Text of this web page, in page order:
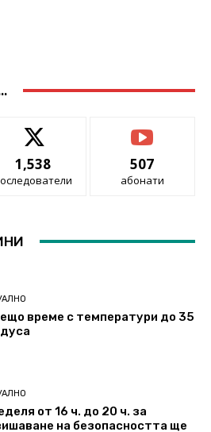
1,538 507
абонати
време с температури до 35
от 16 ч. до 20 ч. за
на безопасността ще